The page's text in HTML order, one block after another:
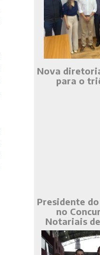
Nova
para o
Presidente
no
Notariais